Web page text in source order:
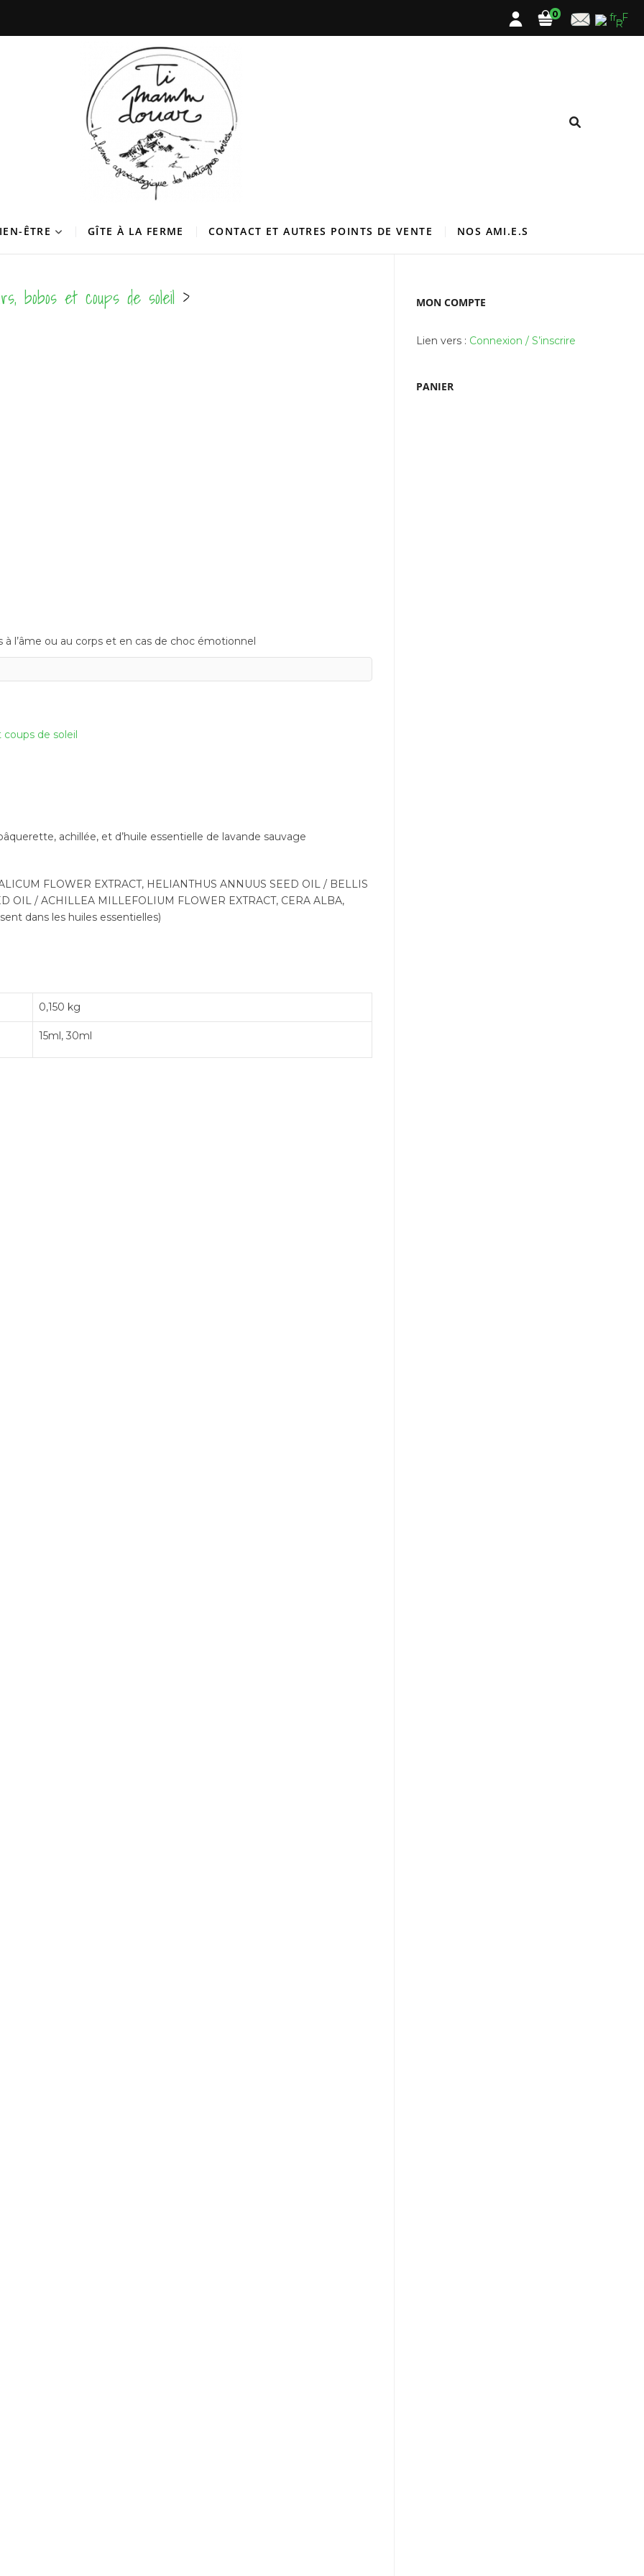
0
ÊTRE GÎTE À LA FERME CONTACT ET AUTRES POINTS DE VENTE NOS AMI.E.S
bobos et coups de soleil >
l’âme ou au corps et en cas de choc émotionnel
coups de soleil
achillée, et d’huile essentielle de lavande sauvage
FLOWER EXTRACT, HELIANTHUS ANNUUS SEED OIL / BELLIS
OIL / ACHILLEA MILLEFOLIUM FLOWER EXTRACT, CERA ALBA,
dans les huiles essentielles)
0,150 kg
15ml, 30ml
MON COMPTE
Lien vers : Connexion / S’inscrire
PANIER